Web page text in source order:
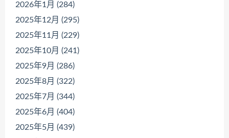
2026年1月 (284)
2025年12月 (295)
2025年11月 (229)
2025年10月 (241)
2025年9月 (286)
2025年8月 (322)
2025年7月 (344)
2025年6月 (404)
2025年5月 (439)